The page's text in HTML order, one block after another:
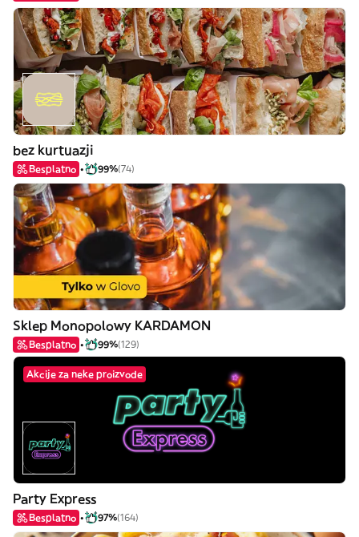
bez kurtuazji
Besplatno 99%(74)
Sklep Monopolowy KARDAMON
Besplatno 99%(129)
Akcije za neke proizvode
Party Express
Besplatno 97%(164)